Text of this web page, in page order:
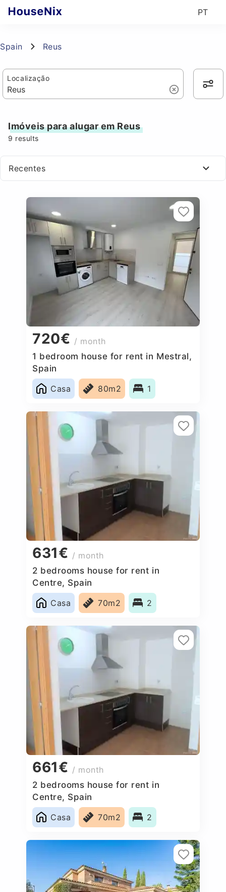
PT
Spain Reus
Localização
Imóveis para alugar em Reus
9 results
Recentes
720€ / month
1 bedroom house for rent in Mestral,
Spain
Casa
80m2 1
631€ / month
2 bedrooms house for rent in
Centre, Spain
Casa
70m2 2
661€ / month
2 bedrooms house for rent in
Centre, Spain
Casa
70m2 2